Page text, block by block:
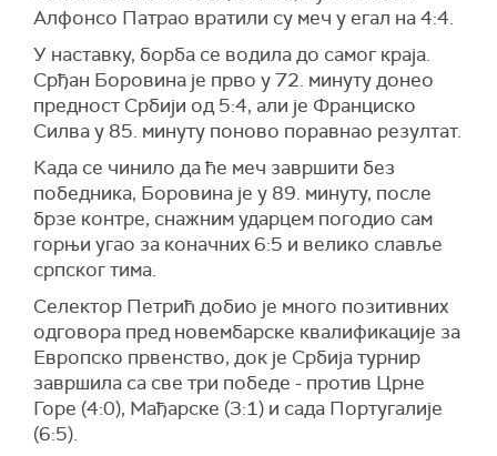
Алфонсо Патрао вратили су меч у егал на 4:4.
У наставку, борба се водила до самог краја.
Срђан Боровина је прво у 72. минуту донео
предност Србији од 5:4, али је Франциско
Силва у 85. минуту поново поравнао резултат.
Када се чинило да ће меч завршити без
победника, Боровина је у 89. минуту, после
брзе контре, снажним ударцем погодио сам
горњи угао за коначних 6:5 и велико славље
српског тима.
Селектор Петрић добио је много позитивних
одговора пред новембарске квалификације за
Европско првенство, док је Србија турнир
завршила са све три победе - против Црне
Горе (4:0), Мађарске (3:1) и сада Португалије
(6:5).